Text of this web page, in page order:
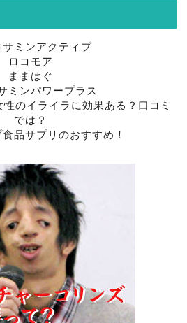
サミンアクティブ
ロコモア
ままはぐ
ミンパワープラス
のイライラに効果ある？口コミ
では？
品サプリのおすすめ！